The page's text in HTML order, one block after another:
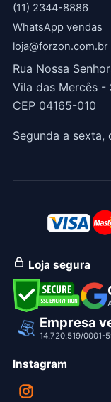
(11) 2344-8886
WhatsApp vendas
loja@forzon.com.br
Rua Nossa
Vila das Mercês -
CEP 04165-010
Segunda a sexta,
Loja segura
Empresa
14.720.519/0001-
Instagram